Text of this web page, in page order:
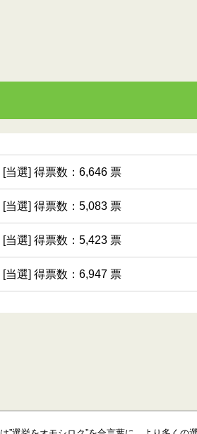
[当選] 得票数：6,646 票
[当選] 得票数：5,083 票
[当選] 得票数：5,423 票
[当選] 得票数：6,947 票